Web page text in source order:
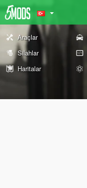
Araçlar
Silahlar
Haritalar